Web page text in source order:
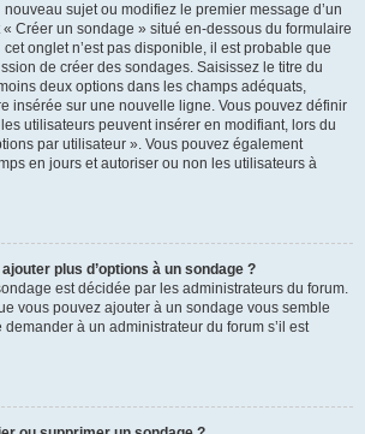
sujet ou modifiez le premier message d’un
« Créer un sondage » situé en-dessous du formulaire
onglet n’est pas disponible, il est probable que
de créer des sondages. Saisissez le titre du
deux options dans les champs adéquats,
insérée sur une nouvelle ligne. Vous pouvez définir
utilisateurs peuvent insérer en modifiant, lors du
par utilisateur ». Vous pouvez également
en jours et autoriser ou non les utilisateurs à
plus d’options à un sondage ?
est décidée par les administrateurs du forum.
vous pouvez ajouter à un sondage vous semble
à un administrateur du forum s’il est